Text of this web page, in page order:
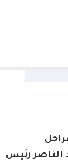
وقد مر بمراحل
الناصر رئيس